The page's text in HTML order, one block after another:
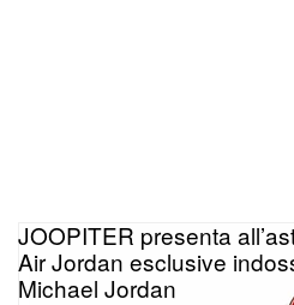
JOOPITER presenta
Air Jordan esclusive
Michael Jordan